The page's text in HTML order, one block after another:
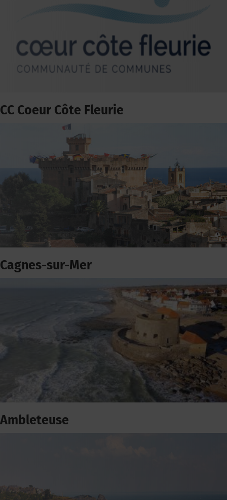
CC Coeur Côte Fleurie
Cagnes-sur-Mer
Ambleteuse